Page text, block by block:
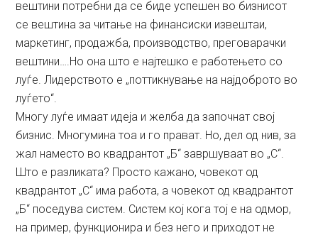
вештини потребни да се биде успешен во бизнисот
се вештина за читање на финансиски извештаи,
маркетинг, продажба, производство, преговарачки
вештини….Но она што е најтешко е работењето со
луѓе. Лидерството е „поттикнување на најдоброто во
луѓето“.
Многу луѓе имаат идеја и желба да започнат свој
бизнис. Многумина тоа и го прават. Но, дел од нив, за
жал наместо во квадрантот „Б“ завршуваат во „С“.
Што е разликата? Просто кажано, човекот од
квадрантот „С“ има работа, а човекот од квадрантот
„Б“ поседува систем. Систем кој кога тој е на одмор,
на пример, функционира и без него и приходот не